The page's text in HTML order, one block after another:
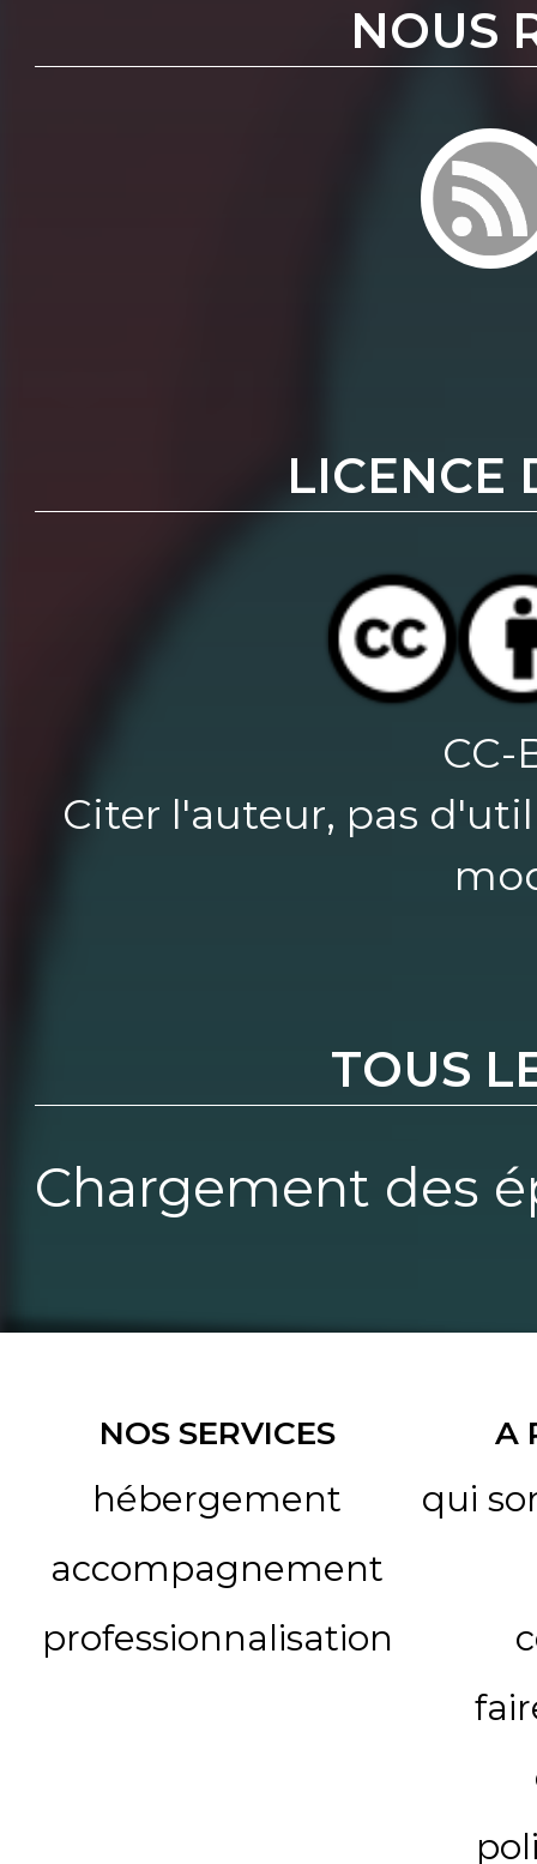
NOUS
LICENCE
CC-
Citer l'auteur, pas
TOUS
Chargement des
NOS SERVICES
hébergement
accompagnement
professionnalisation
A
qui